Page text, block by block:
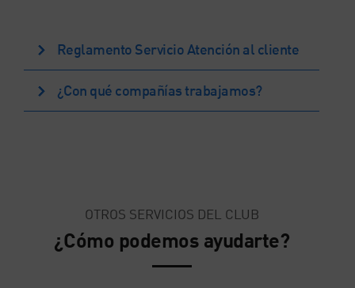
Reglamento Servicio Atención al cliente
¿Con qué compañías trabajamos?
OTROS SERVICIOS DEL CLUB
¿Cómo podemos ayudarte?